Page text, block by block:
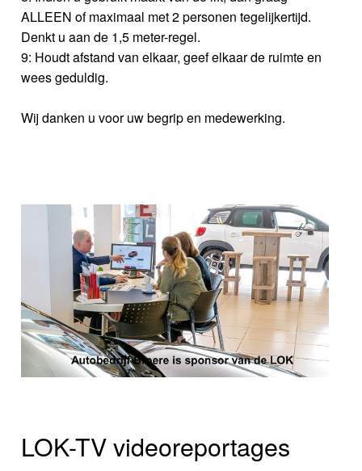
ALLEEN of maximaal met 2 personen tegelijkertijd.
Denkt u aan de 1,5 meter-regel.
9: Houdt afstand van elkaar, geef elkaar de ruimte en
wees geduldig.
Wij danken u voor uw begrip en medewerking.
LOK-TV videoreportages